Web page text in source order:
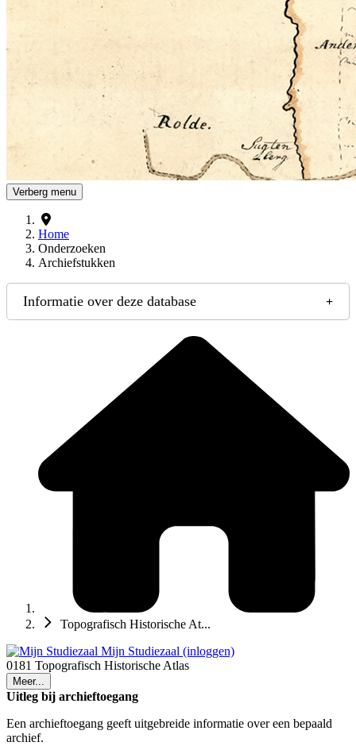
Verberg menu
Home
Onderzoeken
Archiefstukken
Informatie over deze database
Topografisch Historische At...
Mijn Studiezaal (inloggen)
0181 Topografisch Historische Atlas
Meer...
Uitleg bij archieftoegang
Een archieftoegang geeft uitgebreide informatie over een bepaald
archief.